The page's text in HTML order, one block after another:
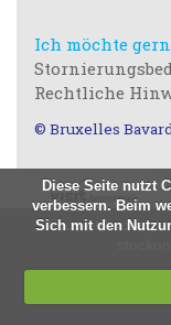
Ich möchte
Rechtliche
© Bruxelles
Nous utilisons
Diese Seite nutzt
verbessern. Beim
Sich mit den